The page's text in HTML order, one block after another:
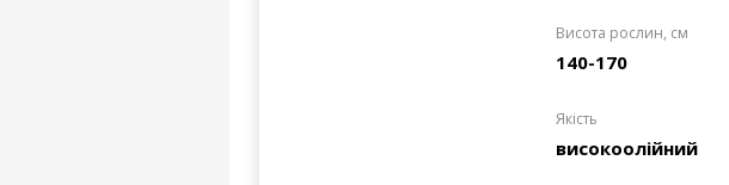
Висота рослин, см
140-170
Якість
високоолійний